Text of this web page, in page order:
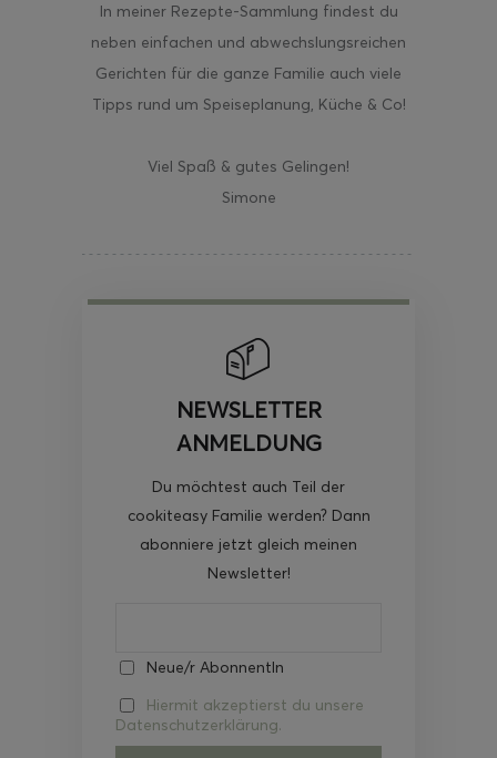
In meiner Rezepte-Sammlung findest du
neben einfachen und abwechslungsreichen
Gerichten für die ganze Familie auch viele
Tipps rund um Speiseplanung, Küche & Co!
Viel Spaß & gutes Gelingen!
Simone
NEWSLETTER
ANMELDUNG
Du möchtest auch Teil der
cookiteasy Familie werden? Dann
abonniere jetzt gleich meinen
Newsletter!
Neue/r AbonnentIn
Hiermit akzeptierst du unsere
Datenschutzerklärung.